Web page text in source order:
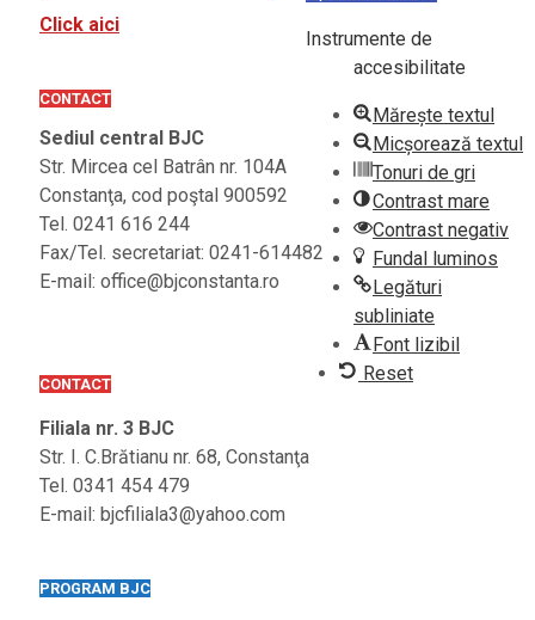
Click aici
CONTACT
Sediul central BJC
Str. Mircea cel Batrân nr. 104A
Constanţa, cod poştal 900592
Tel. 0241 616 244
Fax/Tel. secretariat: 0241-614482
E-mail: office@bjconstanta.ro
CONTACT
Filiala nr. 3 BJC
Str. I. C.Brătianu nr. 68, Constanţa
Tel. 0341 454 479
E-mail: bjcfiliala3@yahoo.com
PROGRAM BJC
Instrumente de
accesibilitate
Mărește textul
Micșorează textul
Tonuri de gri
Contrast mare
Contrast negativ
Fundal luminos
Legături
subliniate
Font lizibil
Reset